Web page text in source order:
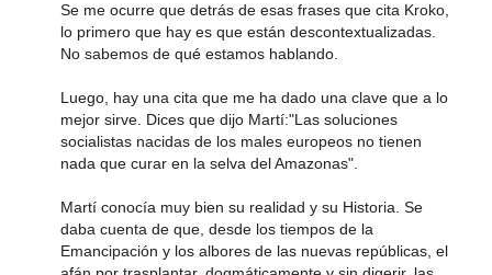
Se me ocurre que detrás de esas frases que cita Kroko,
lo primero que hay es que están descontextualizadas.
No sabemos de qué estamos hablando.
Luego, hay una cita que me ha dado una clave que a lo
mejor sirve. Dices que dijo Martí:"Las soluciones
socialistas nacidas de los males europeos no tienen
nada que curar en la selva del Amazonas".
Martí conocía muy bien su realidad y su Historia. Se
daba cuenta de que, desde los tiempos de la
Emancipación y los albores de las nuevas repúblicas, el